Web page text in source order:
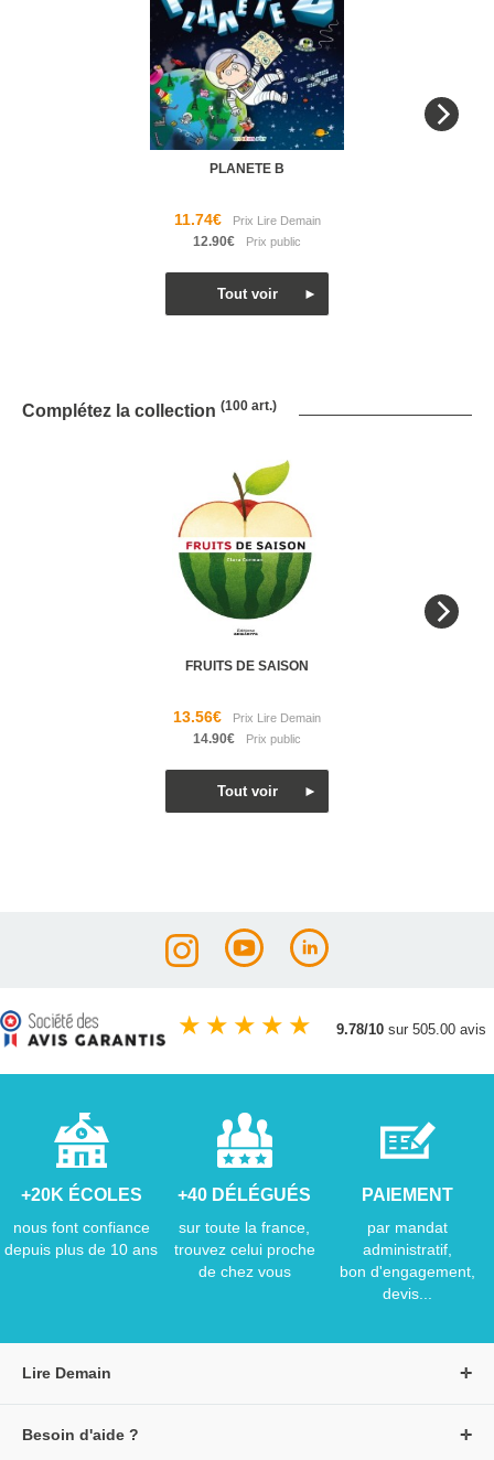
PLANETE B
11.74€
12.90€
Complétez la collection (100 art.)
FRUITS DE SAISON
13.56€
14.90€
★ ★ ★ ★ ★ 9.78/10 sur 505.00 avis
+20K ÉCOLES
nous font confiance
depuis plus de 10 ans
+40 DÉLÉGUÉS
sur toute la france,
trouvez celui proche
de chez vous
PAIEMENT
par mandat
administratif,
bon d'engagement,
devis...
Lire Demain
Besoin d'aide ?